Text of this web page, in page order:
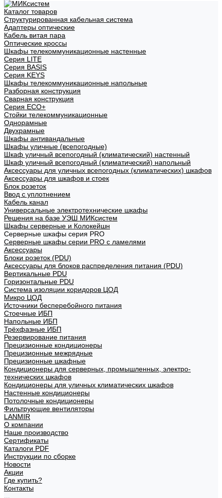
Каталог товаров
Структурированная кабельная система
Адаптеры оптические
Кабель витая пара
Оптические кроссы
Шкафы телекоммуникационные настенные
Cерия LITE
Cерия BASIS
Cерия KEYS
Шкафы телекоммуникационные напольные
Разборная конструкция
Сварная конструкция
Серия ECO+
Стойки телекоммуникационные
Однорамные
Двухрамные
Шкафы антивандальные
Шкафы уличные (всепогодные)
Шкаф уличный всепогодный (климатический) настенный
Шкаф уличный всепогодный (климатический) напольный
Аксессуары для уличных всепогодных (климатических) шкафов
Аксессуары для шкафов и стоек
Блок розеток
Ввод с уплотнением
Кабель канал
Универсальные электротехнические шкафы
Решения на базе УЭШ МИКсистем
Шкафы серверные и Колокейшн
Серверные шкафы серия PRO
Серверные шкафы серии PRO с ламелями
Аксессуары
Блоки розеток (PDU)
Аксессуары для блоков распределения питания (PDU)
Вертикальные PDU
Горизонтальные PDU
Система изоляции коридоров ЦОД
Микро ЦОД
Источники бесперебойного питания
Стоечные ИБП
Напольные ИБП
Трёхфазные ИБП
Резервирование питания
Прецизионные кондиционеры
Прецизионные межрядные
Прецизионные шкафные
Кондиционеры для серверных, промышленных, электро-
технических шкафов
Кондиционеры для уличных климатических шкафов
Настенные кондиционеры
Потолочные кондиционеры
Фильтрующие вентиляторы
LANMIR
О компании
Наше производство
Сертификаты
Каталоги PDF
Инструкции по сборке
Новости
Акции
Где купить?
Контакты